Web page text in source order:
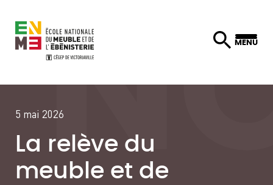
Skip
MENU
5 mai 2026
La relève du
meuble et de